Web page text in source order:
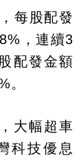
每股配發
，連續3
配發金額
。
大幅超車
科技優息